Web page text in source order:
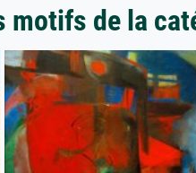
motifs de la